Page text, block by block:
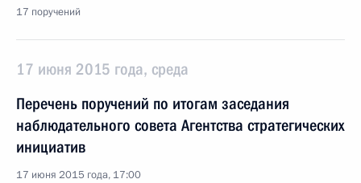
17 поручений
17 июня 2015 года, среда
Перечень поручений по итогам заседания
наблюдательного совета Агентства стратегических
инициатив
17 июня 2015 года, 17:00